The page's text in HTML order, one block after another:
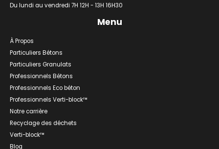
Du lundi au vendredi 7H 12H - 13H 16H30
Menu
À Propos
Particuliers Bétons
Particuliers Granulats
Professionnels Bétons
Professionnels Eco béton
Professionnels Verti-block™
Notre carrière
Recyclage des déchets
Verti-block™
Blog